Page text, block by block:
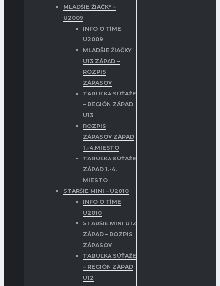
MLADŠIE ŽIAČKY –
U2009
INFO O TÍME
U2009
MLADŠIE ŽIAČKY
U13 ZÁPAD –
ROZPIS
ZÁPASOV
TABUĽKA SÚŤAŽE
– REGIÓN ZÁPAD
U13
ROZPIS
ZÁPASOV ZÁPAD
1.-4.MIESTO
TABUĽKA SÚŤAŽE
ZÁPAD 1.-4.
MIESTO
STARŠIE MINI – U2010
INFO O TÍME
U2010
STARŠIE MINI U12
ZÁPAD – ROZPIS
ZÁPASOV
TABUĽKA SÚŤAŽE
– REGIÓN ZÁPAD
U12